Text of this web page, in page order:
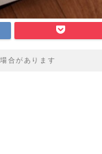
合があります